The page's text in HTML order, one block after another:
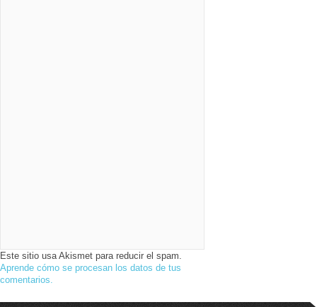
Este sitio usa Akismet para reducir el spam.
Aprende cómo se procesan los datos de tus
comentarios.